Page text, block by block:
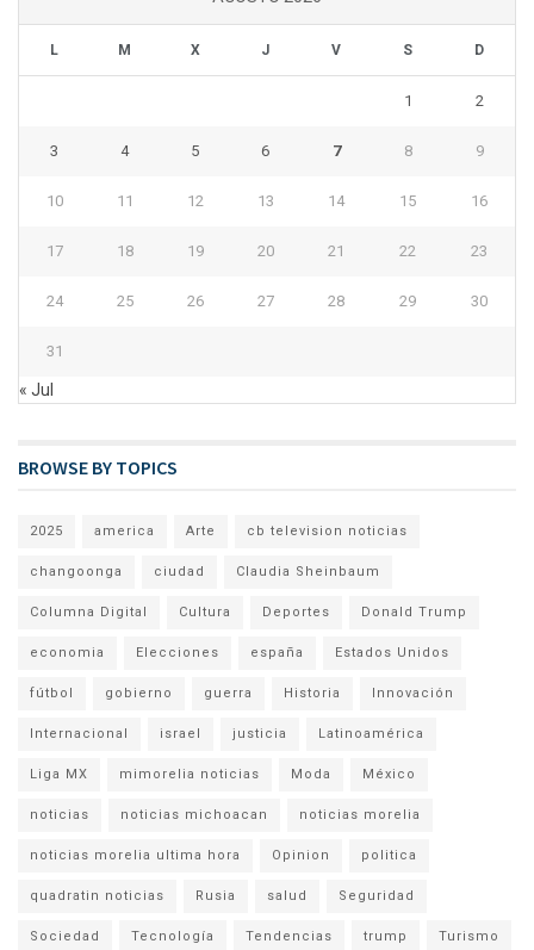
L M X J V S D
1 2
3 4 5 6 7 8 9
10 11 12 13 14 15 16
17 18 19 20 21 22 23
24 25 26 27 28 29 30
31
« Jul
BROWSE BY TOPICS
2025 america Arte cb television noticias
changoonga ciudad Claudia Sheinbaum
Columna Digital Cultura Deportes Donald Trump
economia Elecciones españa Estados Unidos
fútbol gobierno guerra Historia Innovación
Internacional israel justicia Latinoamérica
Liga MX mimorelia noticias Moda México
noticias noticias michoacan noticias morelia
noticias morelia ultima hora Opinion politica
quadratin noticias Rusia salud Seguridad
Sociedad Tecnología Tendencias trump Turismo